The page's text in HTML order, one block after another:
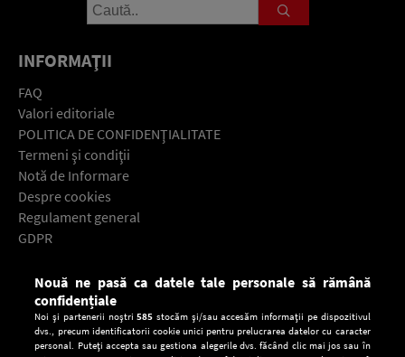
INFORMAŢII
FAQ
Valori editoriale
POLITICA DE CONFIDENŢIALITATE
Termeni şi condiţii
Notă de Informare
Despre cookies
Regulament general
GDPR
Descarcă gratuit aplicaţia Europa FM pentru smartphone:
Nouă ne pasă ca datele tale personale să rămână
confidențiale
Noi și partenerii noștri585 stocăm și/sau accesăm informații pe dispozitivul
dvs., precum identificatorii cookie unici pentru prelucrarea datelor cu caracter
personal. Puteți accepta sau gestiona alegerile dvs. făcând clic mai jos sau în